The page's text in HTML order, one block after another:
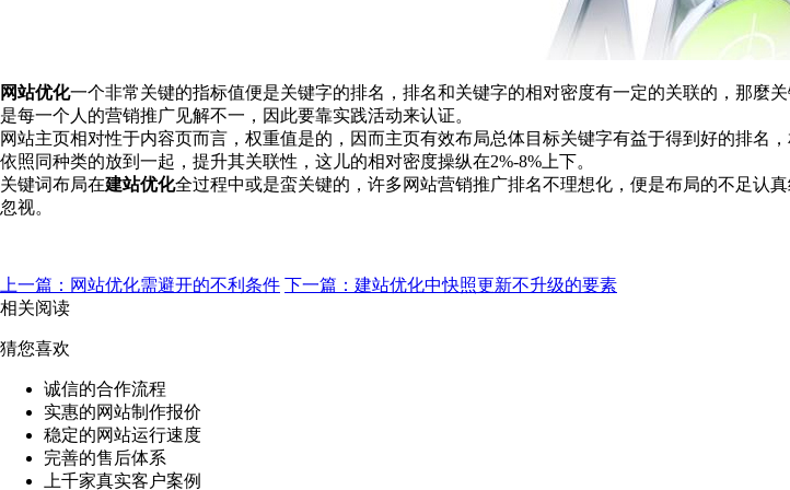
网站优化一个非常关键的指标值便是关键字的排名，排名和关键字的相对密度有一定的关联的，那麼
是每一个人的营销推广见解不一，因此要靠实践活动来认证。
网站主页相对性于内容页而言，权重值是的，因而主页有效布局总体目标关键字有益于得到好的排名
依照同种类的放到一起，提升其关联性，这儿的相对密度操纵在2%-8%上下。
关键词布局在建站优化全过程中或是蛮关键的，许多网站营销推广排名不理想化，便是布局的不足认
忽视。
上一篇：网站优化需避开的不利条件 下一篇：建站优化中快照更新不升级的要素
相关阅读
猜您喜欢
诚信的合作流程
实惠的网站制作报价
稳定的网站运行速度
完善的售后体系
上千家真实客户案例